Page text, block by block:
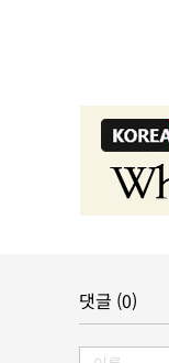
댓글 (0)